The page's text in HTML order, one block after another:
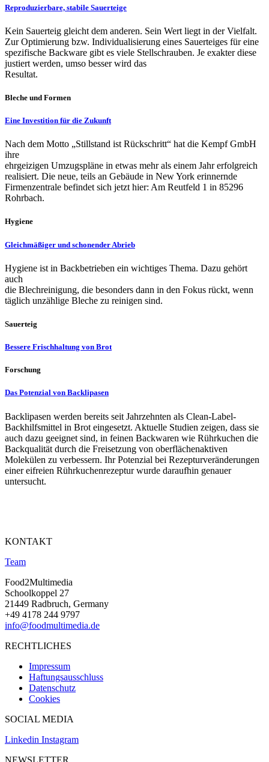
Reproduzierbare, stabile Sauerteige
Kein Sauerteig gleicht dem anderen. Sein Wert liegt in der Vielfalt.
Zur Optimierung bzw. Individualisierung eines Sauerteiges für eine
spezifische Backware gibt es viele Stellschrauben. Je exakter diese
justiert werden, umso besser wird das
Resultat.
Bleche und Formen
Eine Investition für die Zukunft
Nach dem Motto „Stillstand ist Rückschritt“ hat die Kempf GmbH
ihre
ehrgeizigen Umzugspläne in etwas mehr als einem Jahr erfolgreich
realisiert. Die neue, teils an Gebäude in New York erinnernde
Firmenzentrale befindet sich jetzt hier: Am Reutfeld 1 in 85296
Rohrbach.
Hygiene
Gleichmäßiger und schonender Abrieb
Hygiene ist in Backbetrieben ein wichtiges Thema. Dazu gehört
auch
die Blechreinigung, die besonders dann in den Fokus rückt, wenn
täglich unzählige Bleche zu reinigen sind.
Sauerteig
Bessere Frischhaltung von Brot
Forschung
Das Potenzial von Backlipasen
Backlipasen werden bereits seit Jahrzehnten als Clean-Label-
Backhilfsmittel in Brot eingesetzt. Aktuelle Studien zeigen, dass sie
auch dazu geeignet sind, in feinen Backwaren wie Rührkuchen die
Backqualität durch die Freisetzung von oberflächenaktiven
Molekülen zu verbessern. Ihr Potenzial bei Rezepturveränderungen
einer eifreien Rührkuchenrezeptur wurde daraufhin genauer
untersucht.
KONTAKT
Team
Food2Multimedia
Schoolkoppel 27
21449 Radbruch, Germany
+49 4178 244 9797
info@foodmultimedia.de
RECHTLICHES
Impressum
Haftungsausschluss
Datenschutz
Cookies
SOCIAL MEDIA
Linkedin Instagram
NEWSLETTER